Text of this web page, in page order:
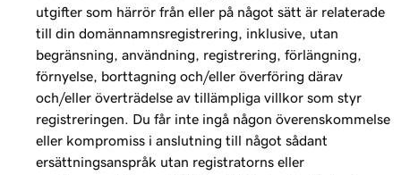
utgifter som härrör från eller på något sätt är relaterade
till din domännamnsregistrering, inklusive, utan
begränsning, användning, registrering, förlängning,
förnyelse, borttagning och/eller överföring därav
och/eller överträdelse av tillämpliga villkor som styr
registreringen. Du får inte ingå någon överenskommelse
eller kompromiss i anslutning till något sådant
ersättningsanspråk utan registratorns eller